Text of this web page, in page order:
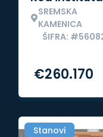
SREMSKA
KAMENICA
ŠIFRA:
€260.170
Stanovi